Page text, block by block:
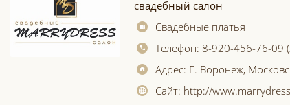
свадебный салон
Свадебные платья
Телефон: 8-920-456-76-09
Адрес: Г. Воронеж,
Сайт: http://